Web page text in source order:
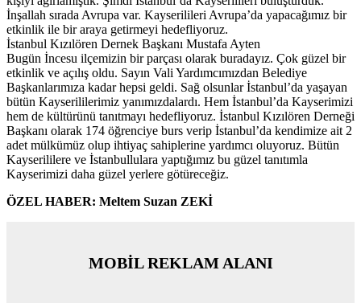
İnşallah sırada Avrupa var. Kayserilileri Avrupa’da yapacağımız bir
etkinlik ile bir araya getirmeyi hedefliyoruz.
İstanbul Kızılören Dernek Başkanı Mustafa Ayten
Bugün İncesu ilçemizin bir parçası olarak buradayız. Çok güzel bir
etkinlik ve açılış oldu. Sayın Vali Yardımcımızdan Belediye
Başkanlarımıza kadar hepsi geldi. Sağ olsunlar İstanbul’da yaşayan
bütün Kayserililerimiz yanımızdalardı. Hem İstanbul’da Kayserimizi
hem de kültürünü tanıtmayı hedefliyoruz. İstanbul Kızılören Derneği
Başkanı olarak 174 öğrenciye burs verip İstanbul’da kendimize ait 2
adet mülkümüz olup ihtiyaç sahiplerine yardımcı oluyoruz. Bütün
Kayserililere ve İstanbullulara yaptığımız bu güzel tanıtımla
Kayserimizi daha güzel yerlere götüreceğiz.
ÖZEL HABER: Meltem Suzan ZEKİ
MOBİL REKLAM ALANI